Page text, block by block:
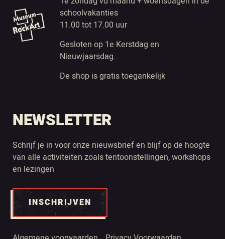
schoolvakanties
11.00 tot 17.00 uur
Gesloten op 1e Kerstdag en
Nieuwjaarsdag.
De shop is gratis toegankelijk
NEWSLETTER
Schrijf je in voor onze nieuwsbrief en blijf op de hoogte
van alle activiteiten zoals tentoonstellingen, workshops
en lezingen
INSCHRIJVEN